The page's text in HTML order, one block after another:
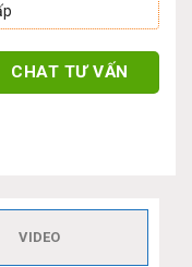
CHAT TƯ VẤN
VIDEO